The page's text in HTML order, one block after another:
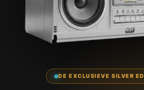
DE EXCLUSIEVE SILVER